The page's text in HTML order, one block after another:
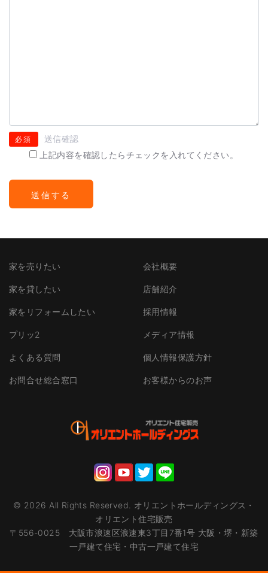
必須
送信確認
上記内容を確認したらチェックを入れてください。
家を売りたい
家を貸したい
家をリフォームしたい
プリッ2
よくある質問
お問合せ総合窓口
会社概要
店舗紹介
採用情報
メディア情報
個人情報保護方針
お客様からのお声
© 2026 All Rights Reserved.
オリエントホールディングス・
オリエント住宅販売
〒556-0025 大阪市浪速区浪速東3丁目7番1号 大阪・堺・新築
一戸建て住宅・中古一戸建て住宅